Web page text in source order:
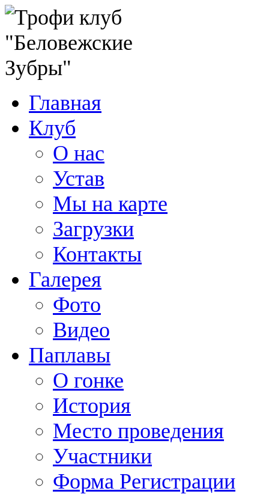
Главная
Клуб
О нас
Устав
Мы на карте
Загрузки
Контакты
Галерея
Фото
Видео
Паплавы
О гонке
История
Место проведения
Участники
Форма Регистрации